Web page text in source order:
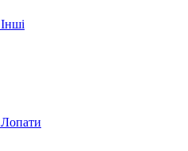
Інші
Лопати